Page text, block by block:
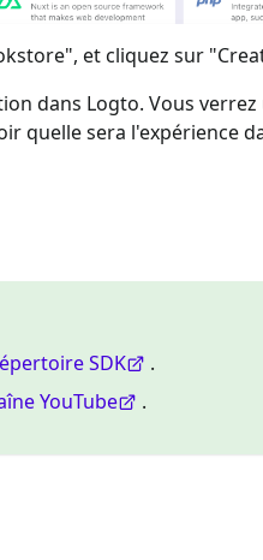
et cliquez sur
dans Logto. Vous
quelle sera l'expérience
SDK
.
YouTube .